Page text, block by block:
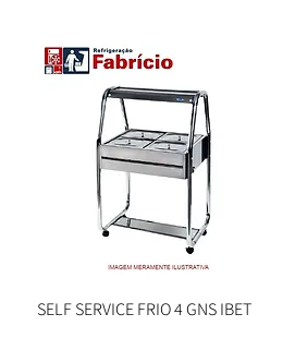
Visualização rápida
SELF SERVICE FRIO 4 GNS IBET